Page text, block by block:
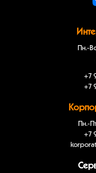
Пн.-
+7
+7
Пн.-
+7